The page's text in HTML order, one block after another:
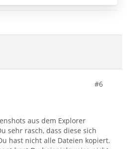
#6
aus dem Explorer
sehr rasch, dass diese sich
hast nicht alle Dateien kopiert.